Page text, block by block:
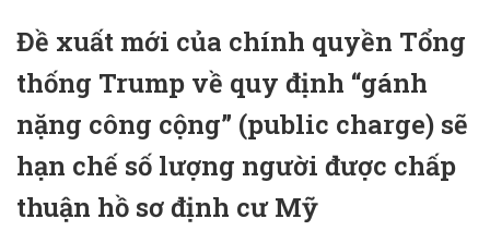
Đề xuất mới của chính quyền Tổng
thống Trump về quy định “gánh
nặng công cộng” (public charge) sẽ
hạn chế số lượng người được chấp
thuận hồ sơ định cư Mỹ